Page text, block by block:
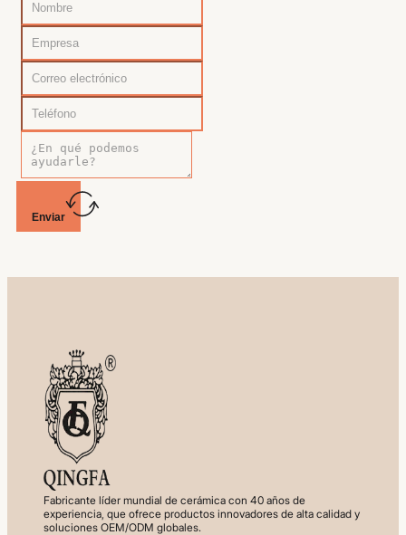
Enviar
Fabricante líder mundial de cerámica con 40 años de
experiencia, que ofrece productos innovadores de alta calidad y
soluciones OEM/ODM globales.